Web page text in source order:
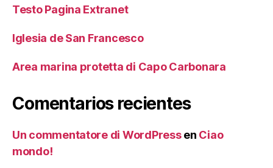
Testo Pagina Extranet
Iglesia de San Francesco
Area marina protetta di Capo Carbonara
Comentarios recientes
Un commentatore di WordPressen Ciao
mondo!